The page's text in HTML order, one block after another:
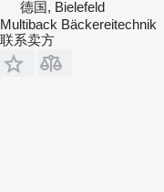
德国, Bielefeld
Multiback Bäckereitechnik
联系卖方